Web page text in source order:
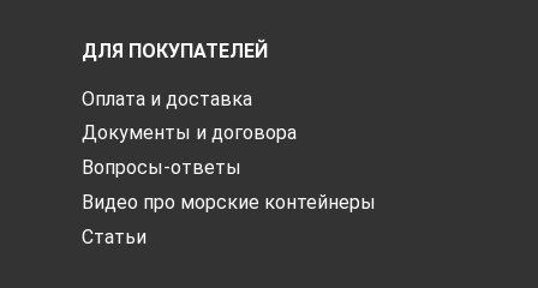
ДЛЯ ПОКУПАТЕЛЕЙ
Оплата и доставка
Документы и договора
Вопросы-ответы
Видео про морские контейнеры
Статьи